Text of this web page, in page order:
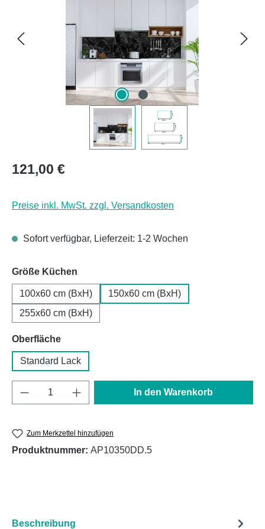
Regulärer Preis:
121,00 €
Preise inkl. MwSt. zzgl. Versandkosten
Sofort verfügbar, Lieferzeit: 1-2 Wochen
Größe Küchen
100x60 cm (BxH)
150x60 cm (BxH)
255x60 cm (BxH)
Oberflächeauswählen
Standard Lack
Produkt Anzahl: Gib den gewünschten
In den Warenkorb
Zum Merkzettel hinzufügen
Produktnummer: AP10350DD.5
Beschreibung